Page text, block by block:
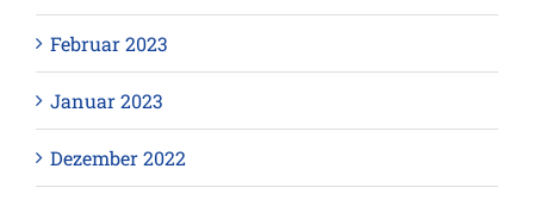
Februar 2023
Januar 2023
Dezember 2022